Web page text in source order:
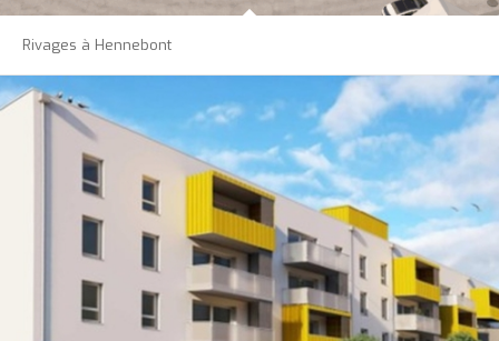
Rivages à Hennebont